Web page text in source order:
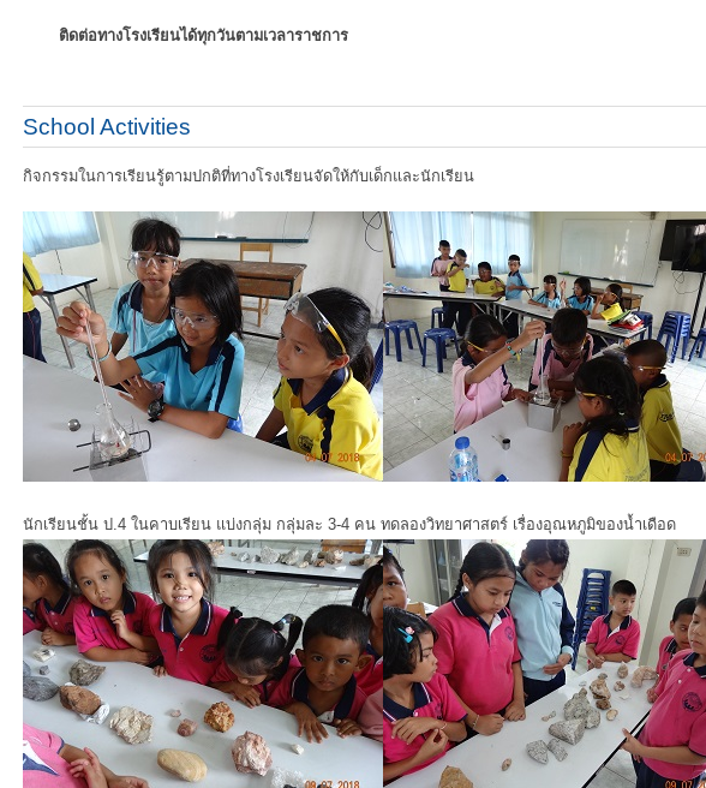
ติดต่อทางโรงเรียนได้ทุกวันตามเวลาราชการ
School Activities
กิจกรรมในการเรียนรู้ตามปกติที่ทางโรงเรียนจัดให้กับเด็กและนักเรียน
นักเรียนชั้น ป.4 ในคาบเรียน แบ่งกลุ่ม กลุ่มละ 3-4 คน ทดลองวิทยาศาสตร์ เรื่องอุณหภูมิของน้ำเดือด